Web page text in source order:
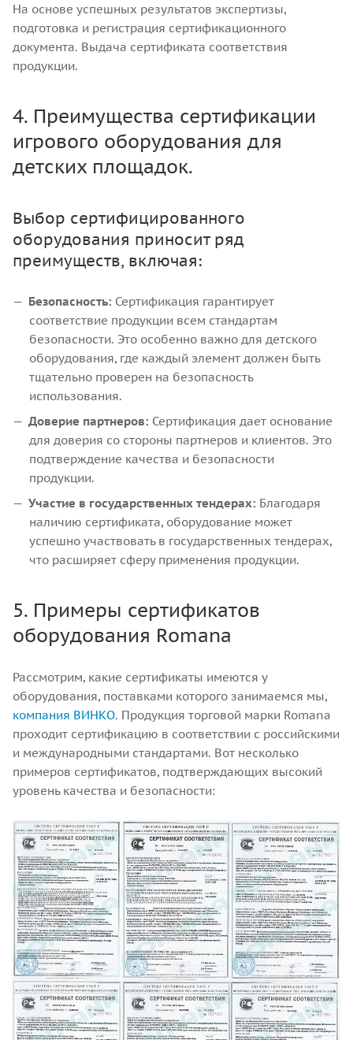
На основе успешных результатов экспертизы,
подготовка и регистрация сертификационного
документа. Выдача сертификата соответствия
продукции.
4. Преимущества сертификации
игрового оборудования для
детских площадок.
Выбор сертифицированного
оборудования приносит ряд
преимуществ, включая:
Безопасность: Сертификация гарантирует
соответствие продукции всем стандартам
безопасности. Это особенно важно для детского
оборудования, где каждый элемент должен быть
тщательно проверен на безопасность
использования.
Доверие партнеров: Сертификация дает основание
для доверия со стороны партнеров и клиентов. Это
подтверждение качества и безопасности
продукции.
Участие в государственных тендерах: Благодаря
наличию сертификата, оборудование может
успешно участвовать в государственных тендерах,
что расширяет сферу применения продукции.
5. Примеры сертификатов
оборудования Romana
Рассмотрим, какие сертификаты имеются у
оборудования, поставками которого занимаемся мы,
компания ВИНКО. Продукция торговой марки Romana
проходит сертификацию в соответствии с российскими
и международными стандартами. Вот несколько
примеров сертификатов, подтверждающих высокий
уровень качества и безопасности: